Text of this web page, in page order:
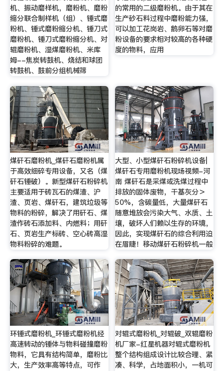
机、振动磨样机，磨粉机、磨粉
缩分联合制样机（组）、锤式磨
粉机、锤式磨粉缩分机、锤刀式
磨粉机、锤刀式磨粉缩分机、对
辊磨粉机、湿煤磨粉机、米库
姆--焦炭转鼓机、烧结和球团
转鼓机、鼓前分组机械筛
的常用的二级磨粉机。由于其在
生产砂石料过程中磨粉能力强，
可以加工花岗岩、鹅卵石等对磨
粉设备的要求相对较高的各种硬
度的物料，应用
煤矸石磨粉机_煤矸石磨粉机属
于高效细碎专用设备，又名（煤
矸石锤破）。新型煤矸石粉碎机
主要适用于砖瓦石的煤渣、沪
渣、页岩、煤矸石，建筑垃圾等
物料的粉碎，解决了用矸石、煤
渣作砖石添加料、内燃料；用矸
石、页岩生产标砖、空心砖高湿
物料粉碎的难题。
大型、小型煤矸石粉碎机设备|
煤矸石专用磨粉机现场视频-河
南 煤矸石是采煤或洗煤过程中
排放的固体废物，干基灰分＞
50%，含碳量低，大量煤矸石
随意堆放会污染大气、水质、土
壤，破坏人们赖以生存的环境，
因此，实现煤矸石的综合利用迫
在眉睫！移动煤矸石粉碎机一般
环锤式磨粉机_环锤式磨粉机经
高速转动的锤体与物料碰撞磨粉
物料，它具有结构简单，磨粉比
大，生产效率高等特点，可作
对辊式磨粉机_对辊破_双辊磨粉
机厂家-红星机器对辊式磨粉机
整个结构组成设计比较合理、紧
凑、科学，占地面积小，一机可